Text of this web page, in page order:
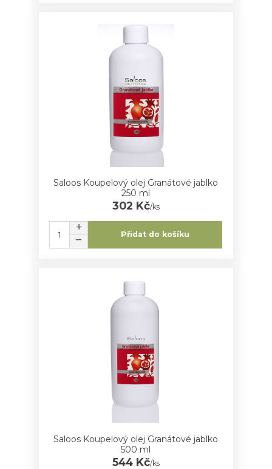
Saloos Koupelový olej Granátové jablko
250 ml
302 Kč/ks
Přidat do košíku
Saloos Koupelový olej Granátové jablko
500 ml
544 Kč/ks